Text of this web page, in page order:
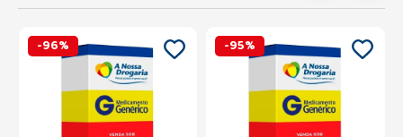
-96% -95%